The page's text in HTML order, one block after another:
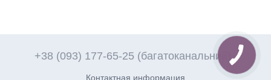
+38 (093) 177-65-25 (багатоканальний)
Контактная информация